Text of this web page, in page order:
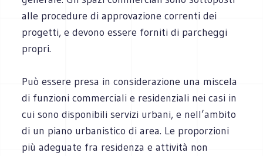
alle procedure di approvazione correnti dei
progetti, e devono essere forniti di parcheggi
propri.
Può essere presa in considerazione una miscela
di funzioni commerciali e residenziali nei casi in
cui sono disponibili servizi urbani, e nell’ambito
di un piano urbanistico di area. Le proporzioni
più adeguate fra residenza e attività non